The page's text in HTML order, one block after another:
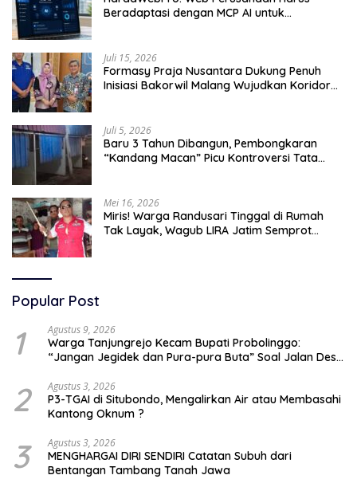
Beradaptasi dengan MCP AI untuk
Juli 15, 2026
Formasy Praja Nusantara Dukung Penuh
Inisiasi Bakorwil Malang Wujudkan Koridor
Juli 5, 2026
Baru 3 Tahun Dibangun, Pembongkaran
“Kandang Macan” Picu Kontroversi Tata
Mei 16, 2026
Miris! Warga Randusari Tinggal di Rumah
Tak Layak, Wagub LIRA Jatim Semprot
Popular Post
1 Agustus 9, 2026
Warga Tanjungrejo Kecam Bupati Probolinggo:
“Jangan Jegidek dan Pura-pura Buta” Soal Jalan Desa
2 Agustus 3, 2026
P3-TGAI di Situbondo, Mengalirkan Air atau Membasahi
Kantong Oknum ?
3 Agustus 3, 2026
MENGHARGAI DIRI SENDIRI Catatan Subuh dari
Bentangan Tambang Tanah Jawa